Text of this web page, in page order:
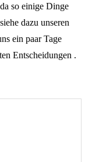
so einige Dinge
dazu unseren
ein paar Tage
Entscheidungen .